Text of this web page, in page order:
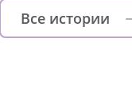
Все истории